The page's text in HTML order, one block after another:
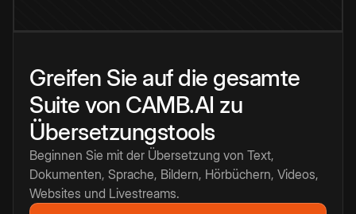
Greifen Sie auf die gesamte
Suite von CAMB.AI zu
Übersetzungstools
Beginnen Sie mit der Übersetzung von Text,
Dokumenten, Sprache, Bildern, Hörbüchern, Videos,
Websites und Livestreams.